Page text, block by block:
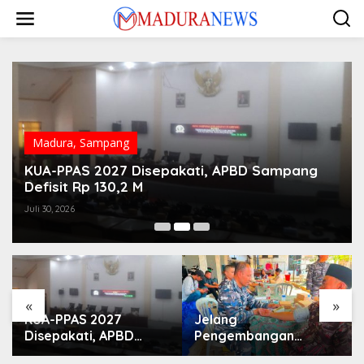
konten
Madura, Sampang
KUA-PPAS 2027 Disepakati, APBD Sampang
Defisit Rp 130,2 M
Juli 30, 2026
« »
KUA-PPAS 2027
Disepakati, APBD
Sampang Defisit Rp
Jelang
Pengembangan
Lapangan Hidayah,